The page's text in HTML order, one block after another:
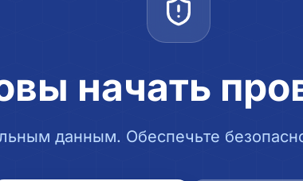
начать
данным. Обеспечьте